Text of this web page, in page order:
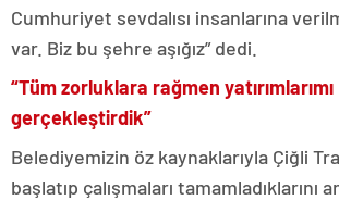
Cumhuriyet sevdalısı insanlarına
var. Biz bu şehre aşığız” dedi.
“Tüm zorluklara rağmen yatırımlarımı
gerçekleştirdik”
Belediyemizin öz kaynaklarıyla Çiğli
başlatıp çalışmaları tamamladıklarını